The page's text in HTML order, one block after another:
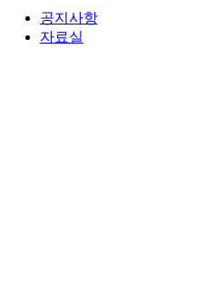
공지사항
자료실